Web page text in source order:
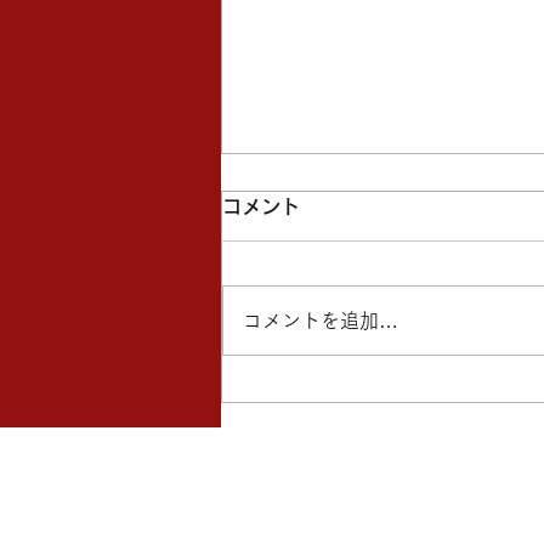
「すぽったま！」スマホスタ
コメント
コメントを追加…